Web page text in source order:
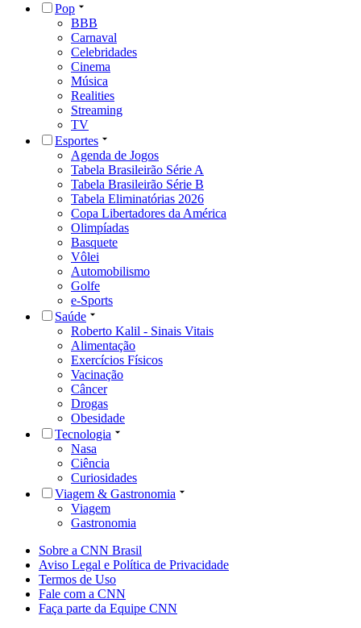
Pop
BBB
Carnaval
Celebridades
Cinema
Música
Realities
Streaming
TV
Esportes
Agenda de Jogos
Tabela Brasileirão Série A
Tabela Brasileirão Série B
Tabela Eliminatórias 2026
Copa Libertadores da América
Olimpíadas
Basquete
Vôlei
Automobilismo
Golfe
e-Sports
Saúde
Roberto Kalil - Sinais Vitais
Alimentação
Exercícios Físicos
Vacinação
Câncer
Drogas
Obesidade
Tecnologia
Nasa
Ciência
Curiosidades
Viagem & Gastronomia
Viagem
Gastronomia
Sobre a CNN Brasil
Aviso Legal e Política de Privacidade
Termos de Uso
Fale com a CNN
Faça parte da Equipe CNN